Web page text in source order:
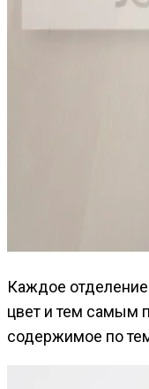
Каждое
цвет и тем самым
содержимое по